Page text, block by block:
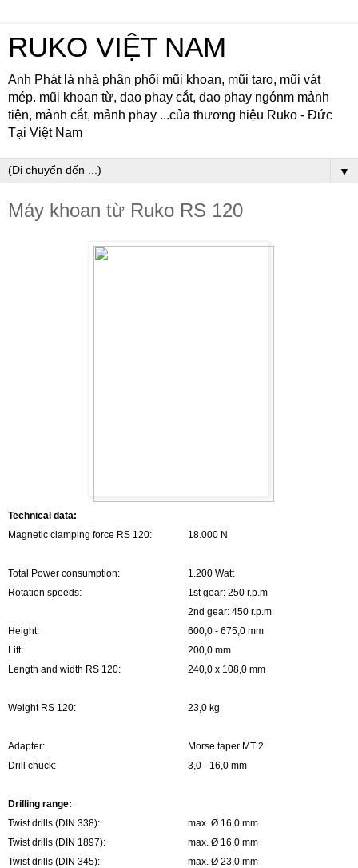
RUKO VIỆT NAM
Anh Phát là nhà phân phối mũi khoan, mũi taro, mũi vát
mép. mũi khoan từ, dao phay cắt, dao phay ngónm mảnh
tiện, mảnh cắt, mảnh phay ...của thương hiệu Ruko - Đức
Tại Việt Nam
▼
Máy khoan từ Ruko RS 120
Technical data:
Magnetic clamping force RS 120:
18.000 N
Total Power consumption:
1.200 Watt
Rotation speeds:
1st gear: 250 r.p.m
2nd gear: 450 r.p.m
Height:
600,0 - 675,0 mm
Lift:
200,0 mm
Length and width RS 120:
240,0 x 108,0 mm
Weight RS 120: 23,0 kg
Adapter:
Morse taper MT 2
Drill chuck:
3,0 - 16,0 mm
Drilling range:
Twist drills (DIN 338):
max. Ø 16,0 mm
Twist drills (DIN 1897):
max. Ø 16,0 mm
Twist drills (DIN 345):
max. Ø 23,0 mm